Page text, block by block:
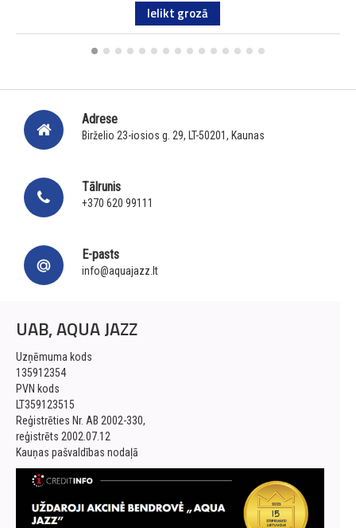
Ielikt grozā
Adrese
Birželio 23-iosios g. 29, LT-50201, Kaunas
Tālrunis
+370 620 99111
E-pasts
info@aquajazz.lt
UAB, AQUA JAZZ
Uzņēmuma kods
135912354
PVN kods
LT359123515
Reģistrēties Nr. AB 2002-330,
reģistrēts 2002.07.12
Kauņas pašvaldības nodaļā